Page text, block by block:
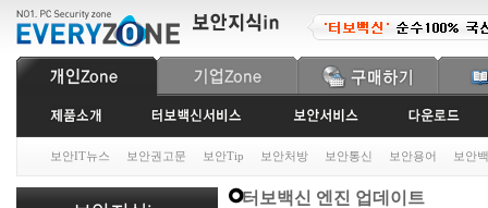
보안IT뉴스 보안권고문 보안Tip 보안처방 보안통신 보안용어 보안
터보백신 엔진 업데이트